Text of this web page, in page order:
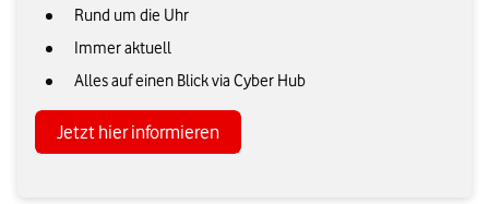
Rund um die Uhr
Immer aktuell
Alles auf einen Blick via Cyber Hub
Jetzt hier informieren